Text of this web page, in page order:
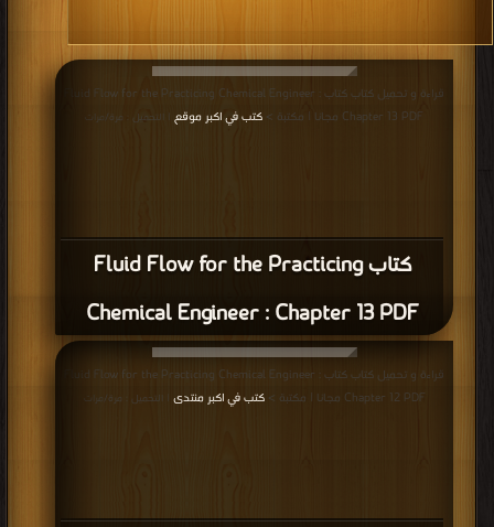
كتاب Fluid Flow for the Practicing
Chemical Engineer : Chapter 13 PDF
قراءة و تحميل كتاب كتاب Fluid Flow for the Practicing Chemical Engineer :
Chapter 13 PDF مجانا | مكتبة >
كتب في اكبر موقع | التحميل : مرة/مرات
قراءة و تحميل كتاب كتاب Fluid Flow for the Practicing Chemical Engineer :
Chapter 12 PDF مجانا | مكتبة >
كتب في اكبر منتدى | التحميل : مرة/مرات